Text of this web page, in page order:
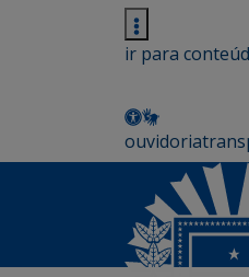
ir para
ouvidoria